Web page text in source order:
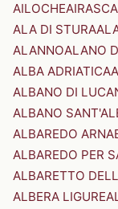
AILOCHEAIRASCA
ALA DI STURA
ALANNOALANO
ALBA ADRIATICA
ALBANO DI
ALBANO
ALBAREDO
ALBAREDO PER
ALBARETTO
ALBERA LIGURE